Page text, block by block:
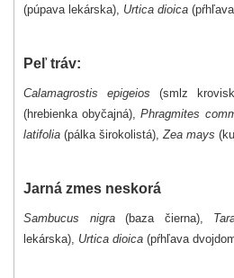
(púpava lekárska), Urtica dioica
Peľ tráv:
Calamagrostis epigeios (smlz
(hrebienka obyčajná), Phragmites
latifolia (pálka širokolistá), Zea mays
Jarná zmes neskorá
Sambucus nigra (baza čierna),
lekárska), Urtica dioica (pŕhľava